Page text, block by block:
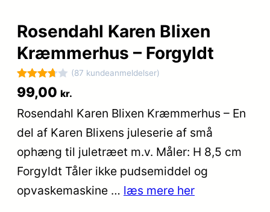
Rosendahl Karen Blixen
Kræmmerhus – Forgyldt
Bedømt
som
3.7ud
af 5
baseret
87
kundebed
ømmels
(87 kundeanmeldelser)
99,00 kr.
Rosendahl Karen Blixen Kræmmerhus – En
del af Karen Blixens juleserie af små
ophæng til juletræet m.v. Måler: H 8,5 cm
Forgyldt Tåler ikke pudsemiddel og
opvaskemaskine … læs mere her